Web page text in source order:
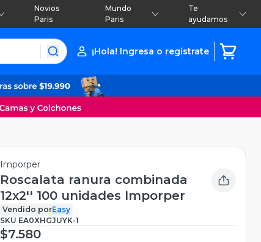
Novios
Paris
Mundo
Paris
Te
ayudamos
¡Hola! Ingresa o regístrate
Imporper
Roscalata ranura combinada
12x2'' 100 unidades Imporper
Vendido porEasy
SKU EA0XHGJUYK-1
$7.580